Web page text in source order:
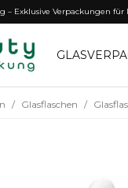
– Exklusive Verpackungen
/ Glasflaschen /